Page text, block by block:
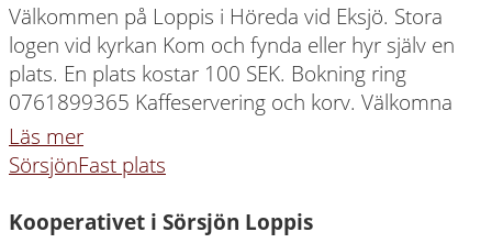
Välkommen på Loppis i Höreda vid Eksjö. Stora
logen vid kyrkan Kom och fynda eller hyr själv en
plats. En plats kostar 100 SEK. Bokning ring
0761899365 Kaffeservering och korv. Välkomna
Läs mer
SörsjönFast plats
Kooperativet i Sörsjön Loppis